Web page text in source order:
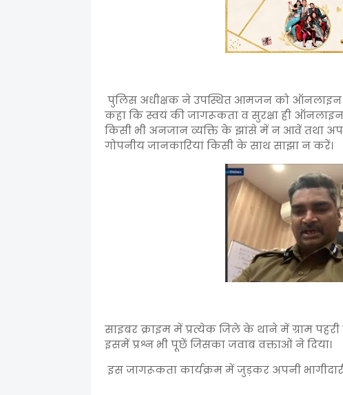
पुलिस अधीक्षक ने उपस्थित आमजन को
कहा कि स्वयं की जागरूकता व सुरक्षा ही
किसी भी अनजान व्यक्ति के झांसे में न आवें तथा
गोपनीय जानकारियां किसी के साथ साझा न करें।
साइबर क्राइम में प्रत्येक जिले के थाने में ग्राम
इसमें प्रश्न भी पूछें जिसका जवाब वक्ताओं ने दिया।
इस जागरूकता कार्यक्रम में जुड़कर अपनी